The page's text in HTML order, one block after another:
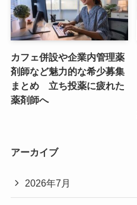
カフェ併設や企業内管理薬
剤師など魅力的な希少募集
まとめ 立ち投薬に疲れた
薬剤師へ
アーカイブ
2026年7月